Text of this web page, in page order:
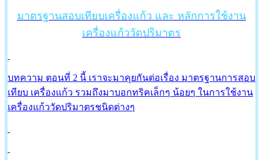
มาตรฐานสอบเทียบเครื่องแก้ว และ หลักการใช้งาน
เครื่องแก้ววัดปริมาตร
บทความ ตอนที่ 2 นี้ เราจะมาคุยกันต่อเรื่อง มาตรฐานการสอบ
เทียบ เครื่องแก้ว รวมถึงมาบอกทริคเล็กๆ น้อยๆ ในการใช้งาน
เครื่องแก้ววัดปริมาตรชนิดต่างๆ